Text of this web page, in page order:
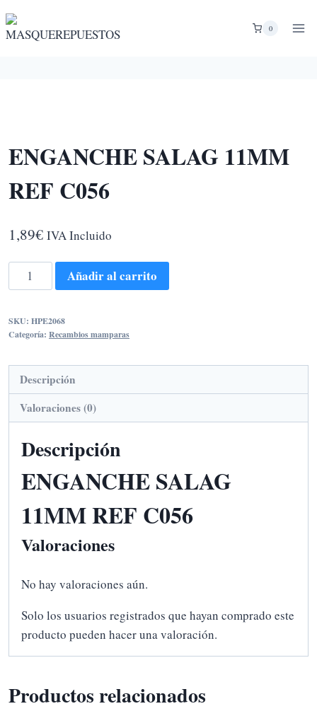
al
0
ENGANCHE SALAG 11MM
REF C056
1,89€ IVA Incluido
ENGANCHE
SALAG
REF
cantidad
Añadir al carrito
SKU: HPE2068
Categoría: Recambios mamparas
Descripción
Valoraciones (0)
Descripción
ENGANCHE SALAG
11MM REF C056
Valoraciones
No hay valoraciones aún.
Solo los usuarios registrados que hayan comprado este
producto pueden hacer una valoración.
Productos relacionados